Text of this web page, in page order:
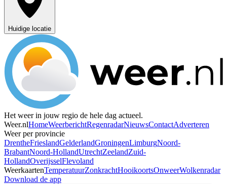
Huidige locatie
Het weer in jouw regio de hele dag actueel.
Weer.nlHomeWeerberichtRegenradarNieuwsContactAdverteren
Weer per provincie
DrentheFrieslandGelderlandGroningenLimburgNoord-
BrabantNoord-HollandUtrechtZeelandZuid-
HollandOverijsselFlevoland
WeerkaartenTemperatuurZonkrachtHooikoortsOnweerWolkenradar
Download de app